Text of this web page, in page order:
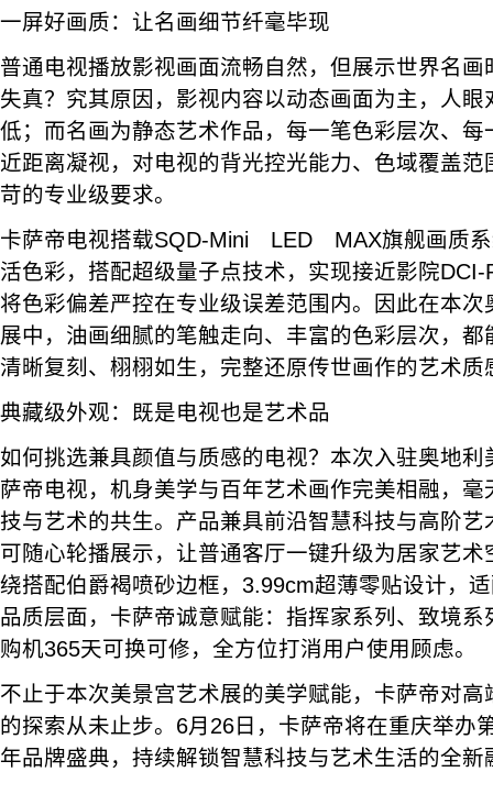
一屏好画质：让名画细节纤毫毕现
普通电视播放影视画面流畅自然，但展示世界名
失真？究其原因，影视内容以动态画面为主，人
低；而名画为静态艺术作品，每一笔色彩层次、
近距离凝视，对电视的背光控光能力、色域覆盖
苛的专业级要求。
卡萨帝电视搭载SQD-Mini LED MAX旗舰画质系
活色彩，搭配超级量子点技术，实现接近影院
将色彩偏差严控在专业级误差范围内。因此在本
展中，油画细腻的笔触走向、丰富的色彩层次，
清晰复刻、栩栩如生，完整还原传世画作的艺术质
典藏级外观：既是电视也是艺术品
如何挑选兼具颜值与质感的电视？本次入驻奥地
萨帝电视，机身美学与百年艺术画作完美相融，
技与艺术的共生。产品兼具前沿智慧科技与高阶
可随心轮播展示，让普通客厅一键升级为居家艺
绕搭配伯爵褐喷砂边框，3.99cm超薄零贴设计，
品质层面，卡萨帝诚意赋能：指挥家系列、致境
购机365天可换可修，全方位打消用户使用顾虑。
不止于本次美景宫艺术展的美学赋能，卡萨帝对
的探索从未止步。6月26日，卡萨帝将在重庆举办
年品牌盛典，持续解锁智慧科技与艺术生活的全新